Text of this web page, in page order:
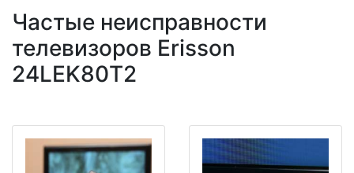
Частые неисправности
телевизоров Erisson
24LEK80T2